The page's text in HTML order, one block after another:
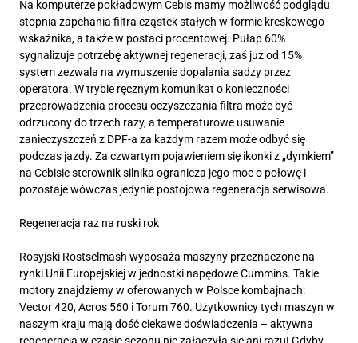
Na komputerze pokładowym Cebis mamy możliwość podglądu
stopnia zapchania filtra cząstek stałych w formie kreskowego
wskaźnika, a także w postaci procentowej. Pułap 60%
sygnalizuje potrzebę aktywnej regeneracji, zaś już od 15%
system zezwala na wymuszenie dopalania sadzy przez
operatora. W trybie ręcznym komunikat o konieczności
przeprowadzenia procesu oczyszczania filtra może być
odrzucony do trzech razy, a temperaturowe usuwanie
zanieczyszczeń z DPF-a za każdym razem może odbyć się
podczas jazdy. Za czwartym pojawieniem się ikonki z „dymkiem”
na Cebisie sterownik silnika ogranicza jego moc o połowę i
pozostaje wówczas jedynie postojowa regeneracja serwisowa.
Regeneracja raz na ruski rok
Rosyjski Rostselmash wyposaża maszyny przeznaczone na
rynki Unii Europejskiej w jednostki napędowe Cummins. Takie
motory znajdziemy w oferowanych w Polsce kombajnach:
Vector 420, Acros 560 i Torum 760. Użytkownicy tych maszyn w
naszym kraju mają dość ciekawe doświadczenia – aktywna